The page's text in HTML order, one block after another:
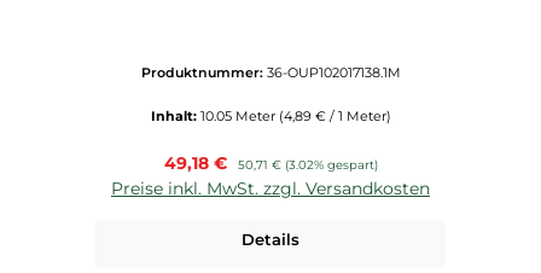
Produktnummer: 36-OUP102017138.1M
Inhalt: 10.05 Meter (4,89 € / 1 Meter)
Verkaufspreis:
49,18 € Regulärer Preis:
50,71 € (3.02% gespart)
Preise inkl. MwSt. zzgl. Versandkosten
Details